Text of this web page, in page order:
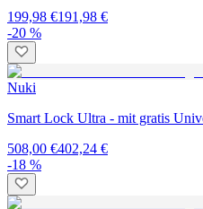
199,98 €191,98 €
-20 %
Nuki
Smart Lock Ultra - mit gratis
508,00 €402,24 €
-18 %